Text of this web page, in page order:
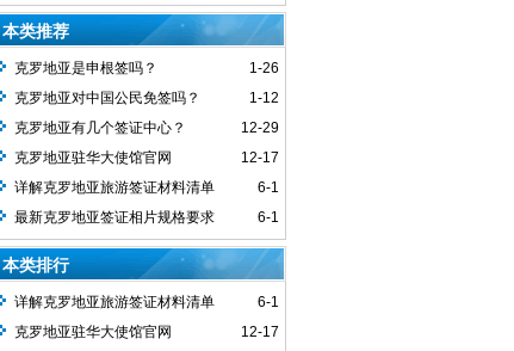
本类推荐
1-26
克罗地亚是申根签吗？
1-12
克罗地亚对中国公民免签吗？
12-29
克罗地亚有几个签证中心？
12-17
克罗地亚驻华大使馆官网
6-1
详解克罗地亚旅游签证材料清单
6-1
最新克罗地亚签证相片规格要求
本类排行
6-1
详解克罗地亚旅游签证材料清单
12-17
克罗地亚驻华大使馆官网